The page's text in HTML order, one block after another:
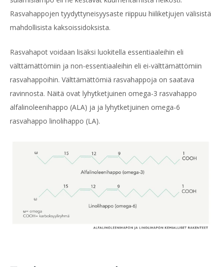
Rasvahappojen tyydyttyneisyysaste riippuu hiiliketjujen välisistä
mahdollisista kaksoissidoksista.
Rasvahapot voidaan lisäksi luokitella essentiaaleihin eli
välttämättömiin ja non-essentiaaleihin eli ei-välttämättömiin
rasvahappoihin. Välttämättömiä rasvahappoja on saatava
ravinnosta. Näitä ovat lyhytketjuinen omega-3 rasvahappo
alfalinoleenihappo (ALA) ja ja lyhytketjuinen omega-6
rasvahappo linolihappo (LA).